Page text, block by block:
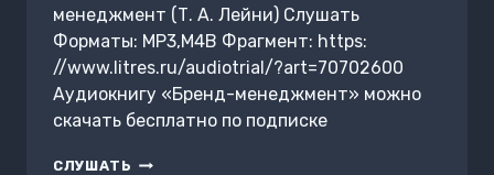
менеджмент (Т. А. Лейни) Слушать
Форматы: MP3,M4B Фрагмент: https:
//www.litres.ru/audiotrial/?art=70702600
Аудиокнигу «Бренд-менеджмент» можно
скачать бесплатно по подписке
СЛУШАТЬ БРЕНД-